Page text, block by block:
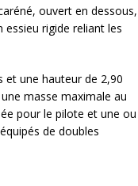
ouvert en dessous,
essieu rigide reliant les
et une hauteur de 2,90
masse maximale au
pour le pilote et une ou
de doubles